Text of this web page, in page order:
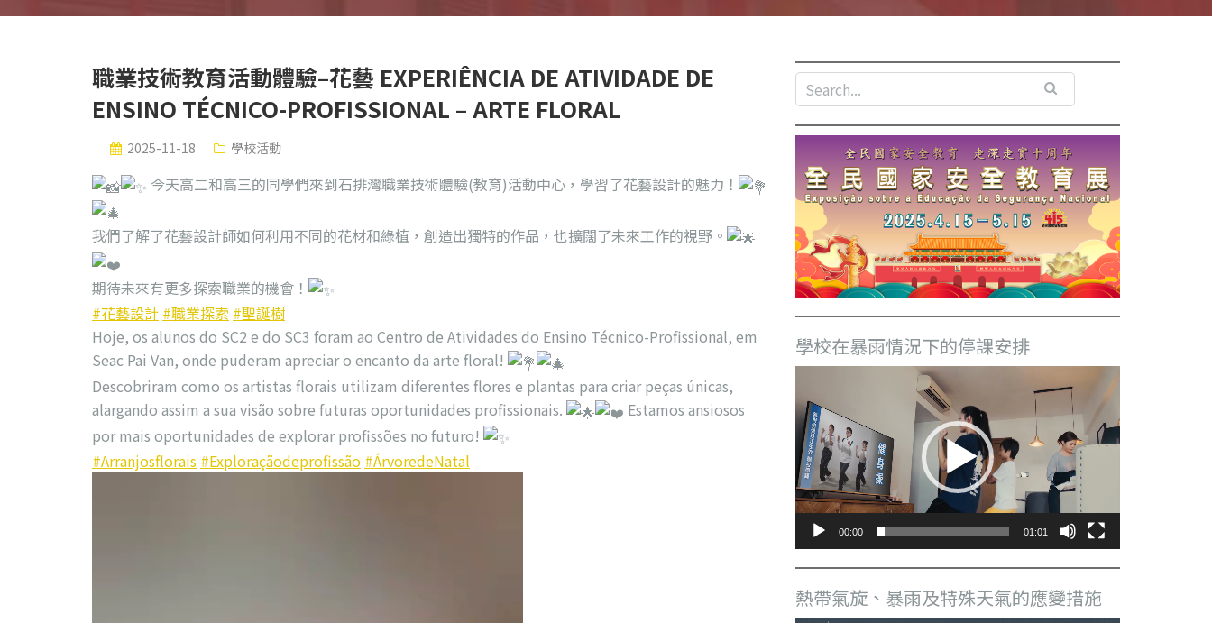
職業技術教育活動體驗–花藝 EXPERIÊNCIA DE ATIVIDADE DE
ENSINO TÉCNICO-PROFISSIONAL – ARTE FLORAL
2025-11-18 學校活動
今天高二和高三的同學們來到石排灣職業技術體驗(教育)活動中心，學習了花藝設計的魅力！
我們了解了花藝設計師如何利用不同的花材和綠植，創造出獨特的作品，也擴闊了未來工作的視野。
期待未來有更多探索職業的機會！
#花藝設計 #職業探索 #聖誕樹
Hoje, os alunos do SC2 e do SC3 foram ao Centro de Atividades do Ensino Técnico-Profissional, em
Seac Pai Van, onde puderam apreciar o encanto da arte floral!
Descobriram como os artistas florais utilizam diferentes flores e plantas para criar peças únicas,
alargando assim a sua visão sobre futuras oportunidades profissionais.
Estamos ansiosos
por mais oportunidades de explorar profissões no futuro!
#Arranjosflorais #Exploraçãodeprofissão #ÁrvoredeNatal
學校在暴雨情況下的停課安排
訊
播
放
器
00:00 01:01
熱帶氣旋、暴雨及特殊天氣的應變措施